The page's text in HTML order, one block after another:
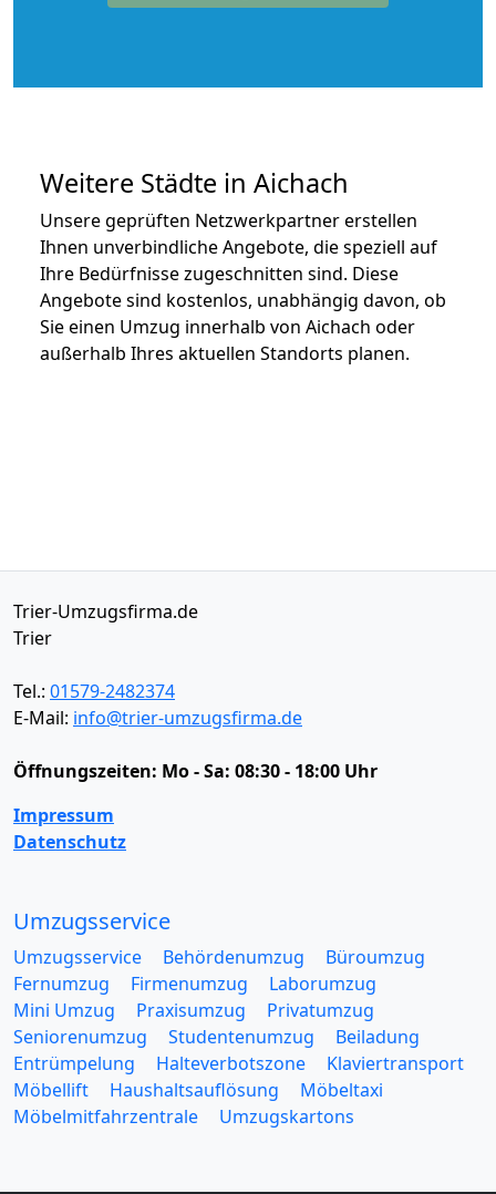
Weitere Städte in Aichach
Unsere geprüften Netzwerkpartner erstellen
Ihnen unverbindliche Angebote, die speziell auf
Ihre Bedürfnisse zugeschnitten sind. Diese
Angebote sind kostenlos, unabhängig davon, ob
Sie einen Umzug innerhalb von Aichach oder
außerhalb Ihres aktuellen Standorts planen.
Trier-Umzugsfirma.de
Trier
Tel.: 01579-2482374
E-Mail: info@trier-umzugsfirma.de
Öffnungszeiten: Mo - Sa: 08:30 - 18:00 Uhr
Impressum
Datenschutz
Umzugsservice
Umzugsservice Behördenumzug
Büroumzug
Fernumzug
Firmenumzug
Laborumzug
Mini Umzug
Praxisumzug
Privatumzug
Seniorenumzug
Studentenumzug
Beiladung
Entrümpelung
Halteverbotszone
Klaviertransport
Möbellift
Haushaltsauflösung
Möbeltaxi
Möbelmitfahrzentrale
Umzugskartons